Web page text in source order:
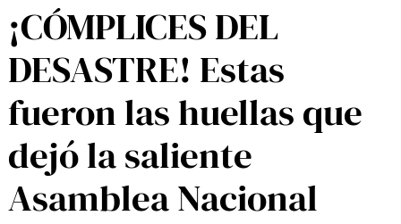
¡CÓMPLICES DEL
DESASTRE! Estas
fueron las huellas que
dejó la saliente
Asamblea Nacional